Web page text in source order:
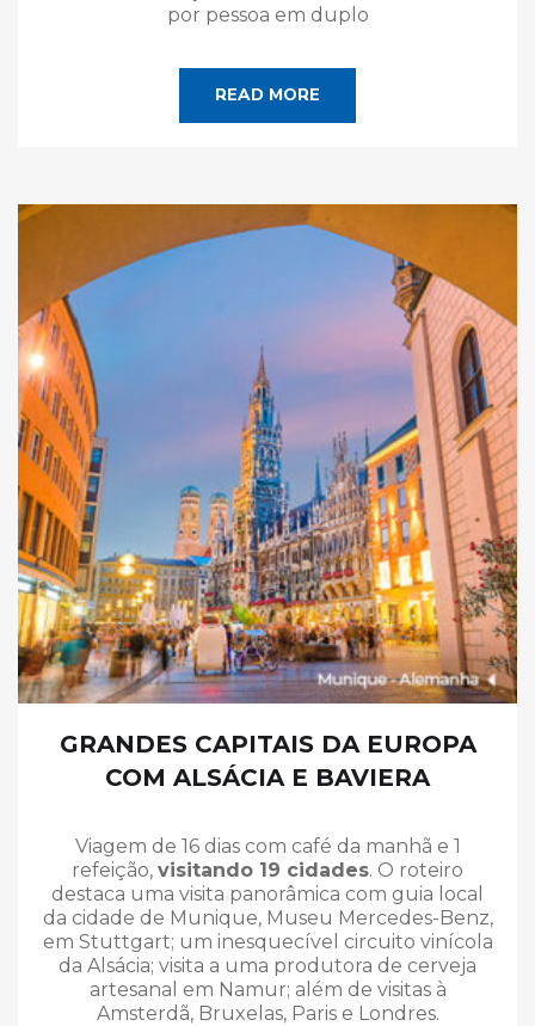
por pessoa em duplo
READ MORE
GRANDES CAPITAIS DA EUROPA
COM ALSÁCIA E BAVIERA
Viagem de 16 dias com café da manhã e 1
refeição, visitando 19 cidades. O roteiro
destaca uma visita panorâmica com guia local
da cidade de Munique, Museu Mercedes-Benz,
em Stuttgart; um inesquecível circuito vinícola
da Alsácia; visita a uma produtora de cerveja
artesanal em Namur; além de visitas à
Amsterdã, Bruxelas, Paris e Londres.